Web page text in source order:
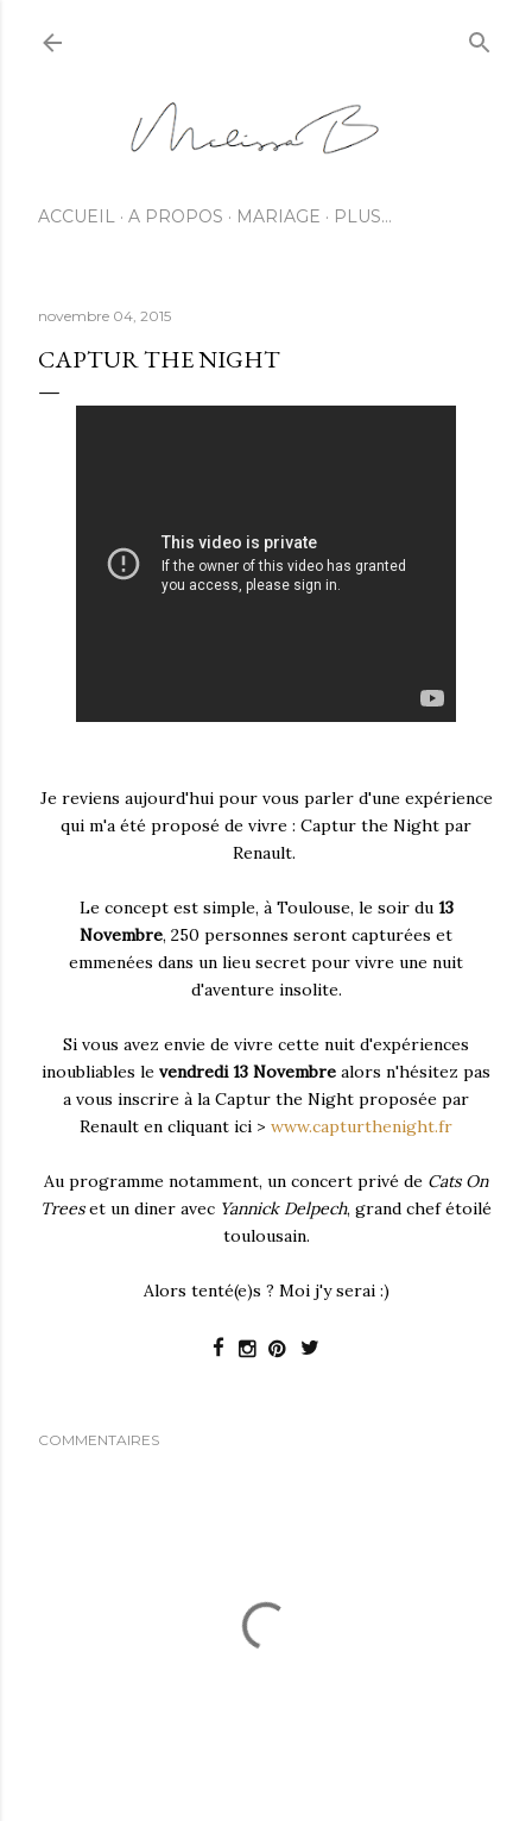
ACCUEIL A PROPOS MARIAGE PLUS…
novembre 04, 2015
CAPTUR THE NIGHT
Je reviens aujourd'hui pour vous parler d'une expérience
qui m'a été proposé de vivre : Captur the Night par
Renault.
Le concept est simple, à Toulouse, le soir du 13
Novembre, 250 personnes seront capturées et
emmenées dans un lieu secret pour vivre une nuit
d'aventure insolite.
Si vous avez envie de vivre cette nuit d'expériences
inoubliables le vendredi 13 Novembre alors n'hésitez pas
a vous inscrire à la Captur the Night proposée par
Renault en cliquant ici > www.capturthenight.fr
Au programme notamment, un concert privé de Cats On
Treeset un diner avec Yannick Delpech, grand chef étoilé
toulousain.
Alors tenté(e)s ? Moi j'y serai :)
COMMENTAIRES